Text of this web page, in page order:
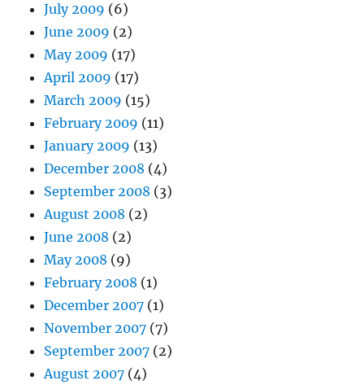
July 2009 (6)
June 2009 (2)
May 2009 (17)
April 2009 (17)
March 2009 (15)
February 2009 (11)
January 2009 (13)
December 2008 (4)
September 2008 (3)
August 2008 (2)
June 2008 (2)
May 2008 (9)
February 2008 (1)
December 2007 (1)
November 2007 (7)
September 2007 (2)
August 2007 (4)